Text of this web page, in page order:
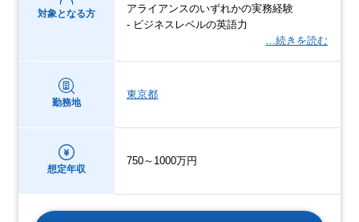
対象となる方
アライアンスのいずれかの実務経験
- ビジネスレベルの英語力
…続きを読む
勤務地
東京都
想定年収
750～1000万円